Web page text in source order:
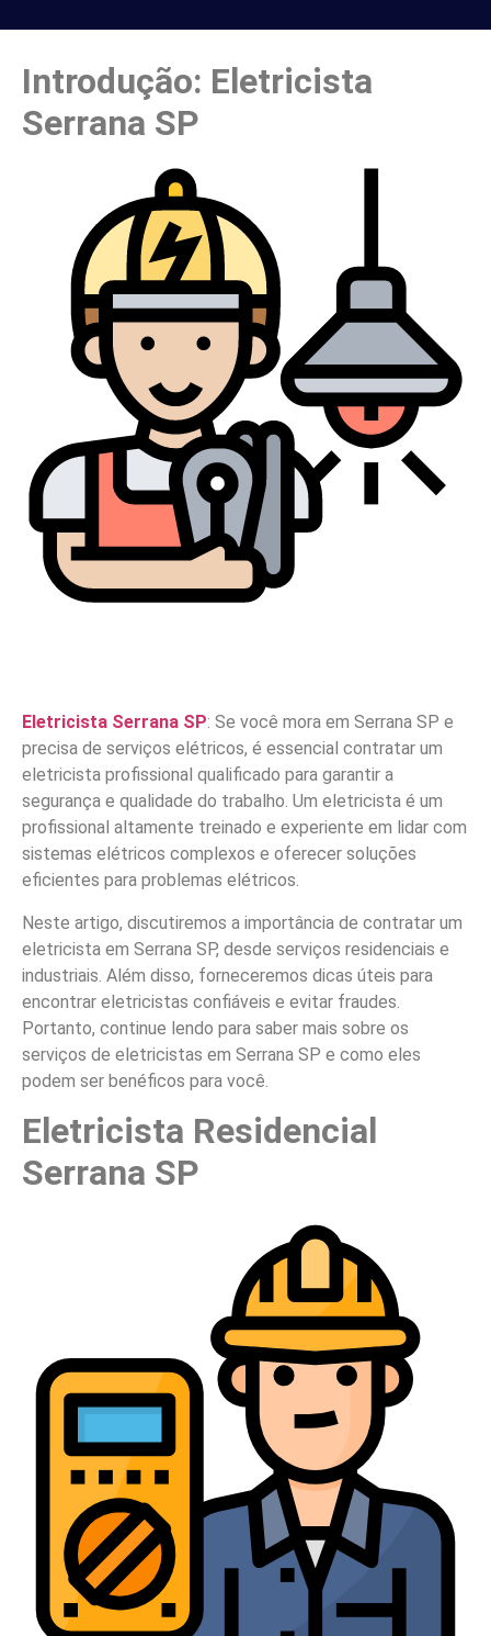
Introdução: Eletricista
Serrana SP
Eletricista Serrana SP: Se você mora em Serrana SP e
precisa de serviços elétricos, é essencial contratar um
eletricista profissional qualificado para garantir a
segurança e qualidade do trabalho. Um eletricista é um
profissional altamente treinado e experiente em lidar com
sistemas elétricos complexos e oferecer soluções
eficientes para problemas elétricos.
Neste artigo, discutiremos a importância de contratar um
eletricista em Serrana SP, desde serviços residenciais e
industriais. Além disso, forneceremos dicas úteis para
encontrar eletricistas confiáveis e evitar fraudes.
Portanto, continue lendo para saber mais sobre os
serviços de eletricistas em Serrana SP e como eles
podem ser benéficos para você.
Eletricista Residencial
Serrana SP